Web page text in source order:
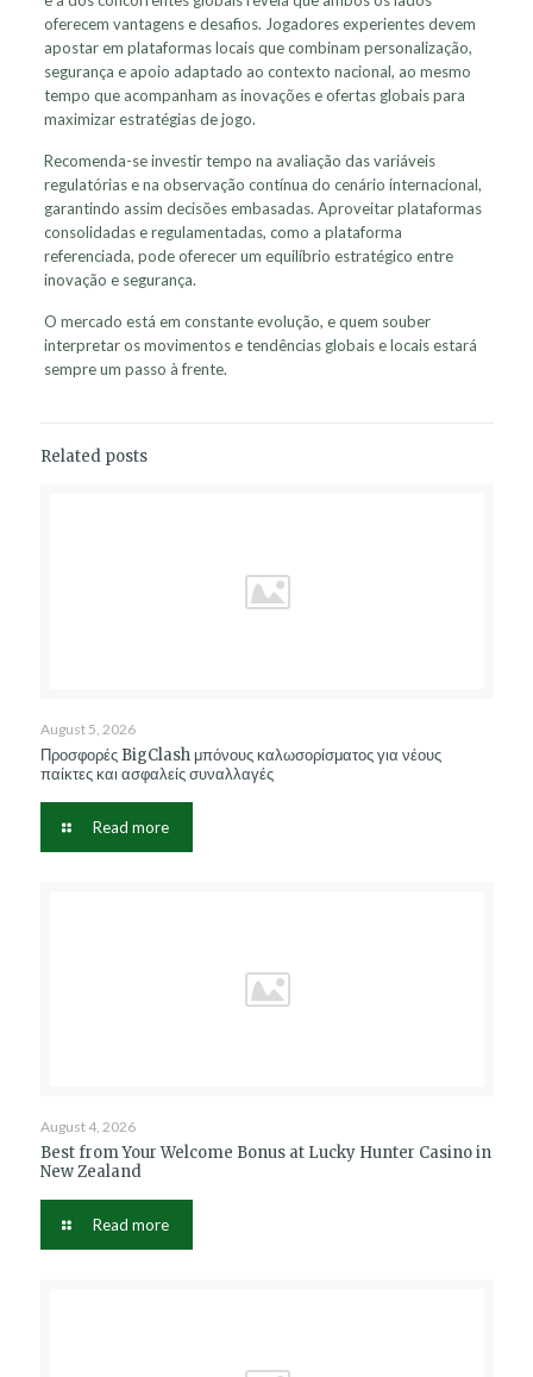
oferecem vantagens e desafios. Jogadores experientes devem
apostar em plataformas locais que combinam personalização,
segurança e apoio adaptado ao contexto nacional, ao mesmo
tempo que acompanham as inovações e ofertas globais para
maximizar estratégias de jogo.
Recomenda-se investir tempo na avaliação das variáveis
regulatórias e na observação contínua do cenário internacional,
garantindo assim decisões embasadas. Aproveitar plataformas
consolidadas e regulamentadas, como a plataforma
referenciada, pode oferecer um equilíbrio estratégico entre
inovação e segurança.
O mercado está em constante evolução, e quem souber
interpretar os movimentos e tendências globais e locais estará
sempre um passo à frente.
Related posts
August 5, 2026
Προσφορές BigClash μπόνους καλωσορίσματος για νέους
παίκτες και ασφαλείς συναλλαγές
Read more
August 4, 2026
Best from Your Welcome Bonus at Lucky Hunter Casino in
New Zealand
Read more